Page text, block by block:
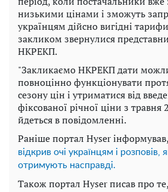
низькими цінами і зможуть
українцям дійсно вигідні
закликом звернулися
НКРЕКП.
"Закликаємо НКРЕКП дати
повноцінно функціонувати
сезону цін і утриматися від
фіксованої річної ціни з травня
йдеться в повідомленні.
Раніше портал Hyser
відкрив очі українцям і розповів,
отримують насправді.
Також портал Hyser писав про